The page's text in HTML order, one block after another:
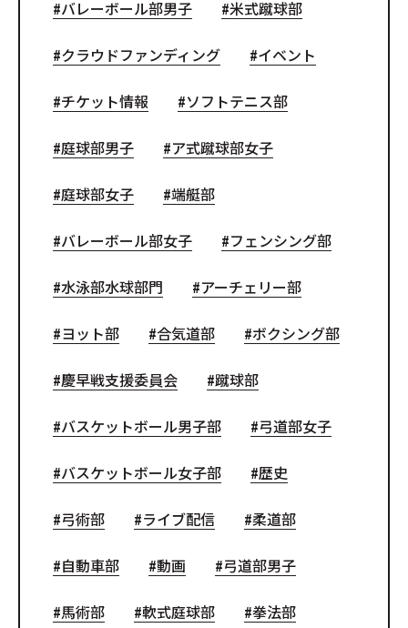
バレーボール部男子 米式蹴球部
クラウドファンディング イベント
チケット情報 ソフトテニス部
庭球部男子 ア式蹴球部女子
庭球部女子 端艇部
バレーボール部女子 フェンシング部
水泳部水球部門 アーチェリー部
ヨット部 合気道部 ボクシング部
慶早戦支援委員会 蹴球部
バスケットボール男子部 弓道部女子
バスケットボール女子部 歴史
弓術部 ライブ配信 柔道部
自動車部 動画 弓道部男子
馬術部 軟式庭球部 拳法部